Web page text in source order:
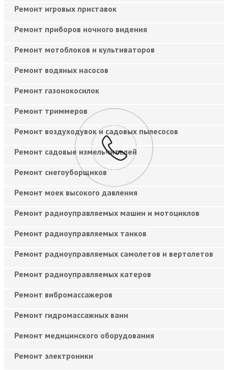
Ремонт игровых приставок
Ремонт приборов ночного видения
Ремонт мотоблоков и культиваторов
Ремонт водяных насосов
Ремонт газонокосилок
Ремонт триммеров
Ремонт воздуходувок и садовых пылесосов
Ремонт садовые измельчителей
Ремонт снегоуборщиков
Ремонт моек высокого давления
Ремонт радиоуправляемых машин и мотоциклов
Ремонт радиоуправляемых танков
Ремонт радиоуправляемых самолетов и вертолетов
Ремонт радиоуправляемых катеров
Ремонт вибромассажеров
Ремонт гидромассажных ванн
Ремонт медицинского оборудования
Ремонт электроники